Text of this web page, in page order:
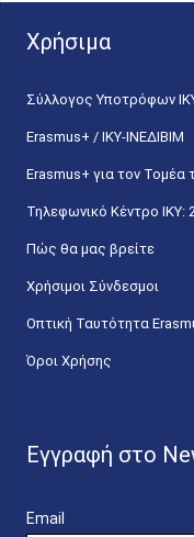
Χρήσιμα
Σύλλογος Υποτρόφων
Erasmus+ / ΙΚΥ-ΙΝΕΔΙΒΙΜ
Erasmus+ για τον Τομέα
Τηλεφωνικό Κέντρο IKY:
Πώς θα μας βρείτε
Χρήσιμοι Σύνδεσμοι
Οπτική Ταυτότητα
Όροι Χρήσης
Εγγραφή στο
Email